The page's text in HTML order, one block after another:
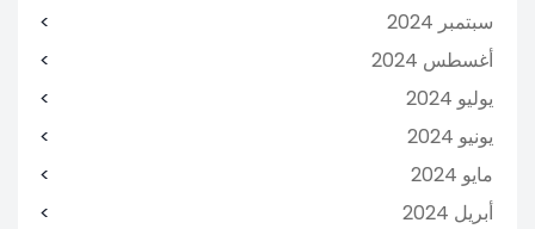
سبتمبر 2024
أغسطس 2024
يوليو 2024
يونيو 2024
مايو 2024
أبريل 2024